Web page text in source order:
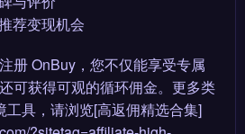
荐变现机会
册 OnBuy，您不仅能享受专属
可获得可观的循环佣金。更多类
工具，请浏览[高返佣精选合集]